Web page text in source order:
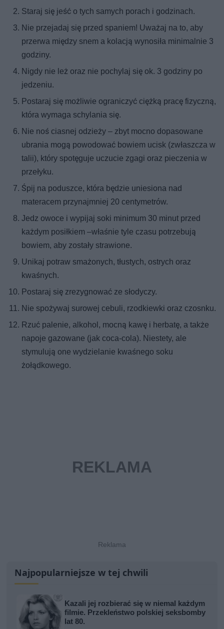
Staraj się jeść o tych samych porach i godzinach.
Nie przejadaj się przed spaniem! Uważaj na to, aby
przerwa między snem a kolacją wynosiła minimalnie 3
godziny.
Nigdy nie leż oraz nie pochylaj się ok. 3 godziny po
jedzeniu.
Postaraj się możliwie ograniczyć ciężką pracę fizyczną,
która wymaga schylania się.
Nie noś ciasnej odzieży – zbyt mocno dopasowane
ubrania mogą powodować bowiem ucisk (zwłaszcza w
talii), który spotęguje uczucie zgagi oraz pieczenia w
przełyku.
Śpij na poduszce, która będzie uniesiona nad
materacem przynajmniej 20 centymetrów.
Jedz owoce i wypijaj soki minimum 30 minut przed
każdym posiłkiem –właśnie tyle czasu potrzebują
bowiem, aby zostały strawione.
Unikaj potraw smażonych, tłustych, ostrych oraz
kwaśnych.
Postaraj się zrezygnować ze słodyczy.
Nie spożywaj surowej cebuli, rzodkiewki oraz czosnku.
Rzuć palenie, alkohol, mocną kawę i herbatę, a także
napoje gazowane (jak coca-cola). Niestety, ale
stymulują one wydzielanie kwaśnego soku
żołądkowego.
Najpopularniejsze w tej chwili
Kazali jej rozbierać się w niemal każdym
filmie. Przekleństwo polskiej seksbomby
lat 80.